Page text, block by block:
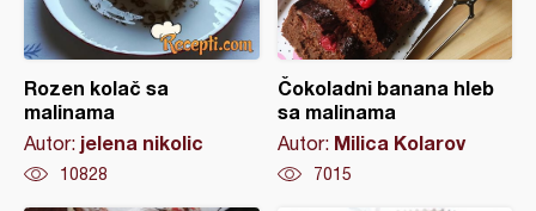
Rozen kolač sa
malinama
Autor: jelena nikolic
10828
Čokoladni banana hleb
sa malinama
Autor: Milica Kolarov
7015